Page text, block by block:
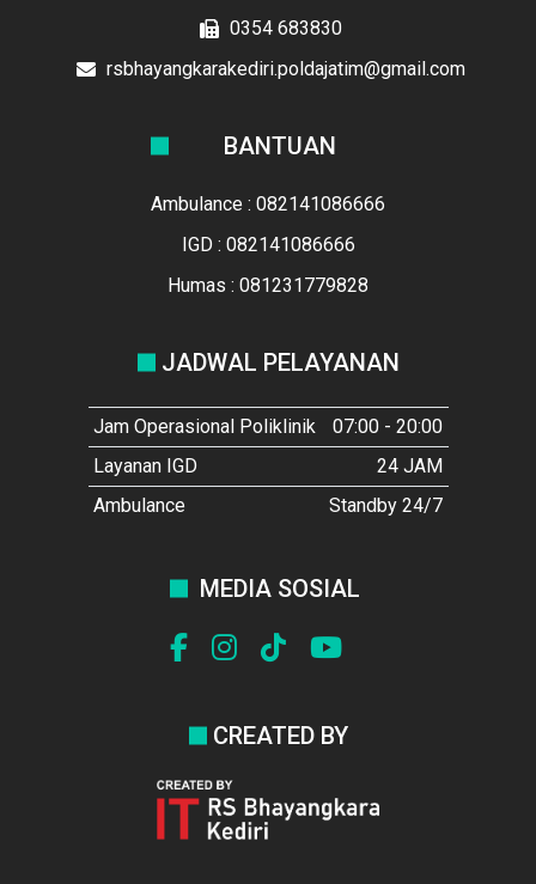
0354 683830
rsbhayangkarakediri.poldajatim@gmail.com
BANTUAN
Ambulance : 082141086666
IGD : 082141086666
Humas : 081231779828
JADWAL PELAYANAN
Jam Operasional Poliklinik
07:00 - 20:00
Layanan IGD
24 JAM
Ambulance
Standby 24/7
MEDIA SOSIAL
CREATED BY